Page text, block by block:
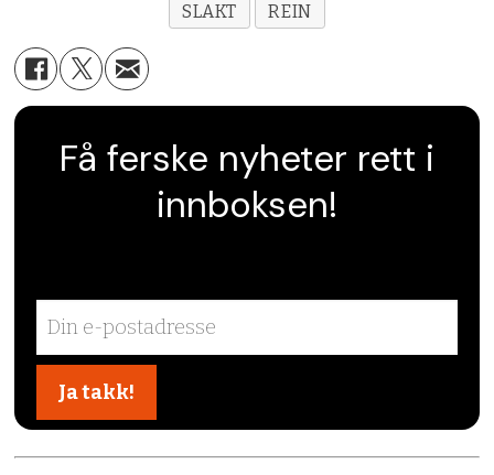
SLAKT
REIN
Få ferske nyheter rett i
innboksen!